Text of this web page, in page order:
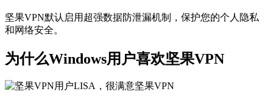
坚果VPN默认启用超强数据防泄漏机制，保护您的个人隐私
和网络安全。
为什么Windows用户喜欢坚果VPN